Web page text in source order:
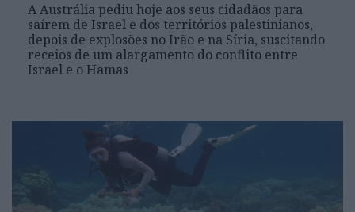
A Austrália pediu hoje aos seus cidadãos para
saírem de Israel e dos territórios palestinianos,
depois de explosões no Irão e na Síria, suscitando
receios de um alargamento do conflito entre
Israel e o Hamas